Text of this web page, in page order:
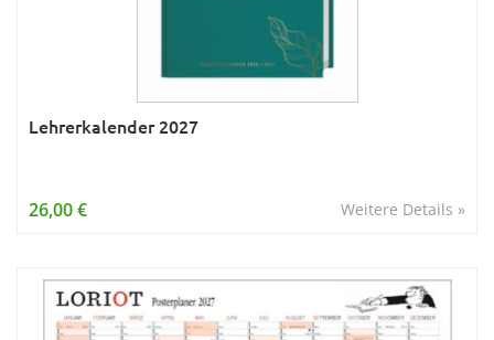
Lehrerkalender 2027
Weitere Details »
26,00 €